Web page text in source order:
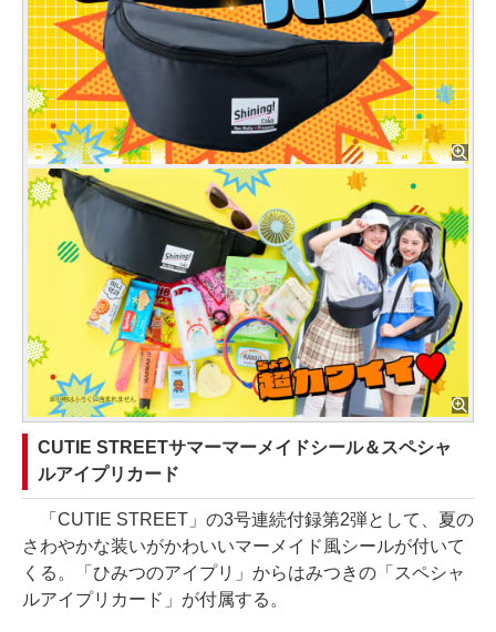
CUTIE STREETサマーマーメイドシール＆スペシャ
ルアイプリカード
「CUTIE STREET」の3号連続付録第2弾として、夏の
さわやかな装いがかわいいマーメイド風シールが付いて
くる。「ひみつのアイプリ」からはみつきの「スペシャ
ルアイプリカード」が付属する。